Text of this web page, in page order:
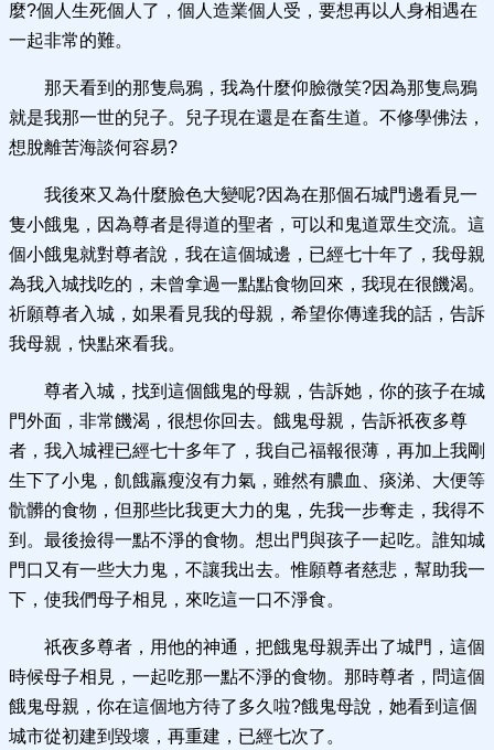
麼?個人生死個人了，個人造業個人受，要想再以人身相遇在
一起非常的難。
那天看到的那隻烏鴉，我為什麼仰臉微笑?因為那隻烏鴉
就是我那一世的兒子。兒子現在還是在畜生道。不修學佛法，
想脫離苦海談何容易?
我後來又為什麼臉色大變呢?因為在那個石城門邊看見一
隻小餓鬼，因為尊者是得道的聖者，可以和鬼道眾生交流。這
個小餓鬼就對尊者說，我在這個城邊，已經七十年了，我母親
為我入城找吃的，未曾拿過一點點食物回來，我現在很饑渴。
祈願尊者入城，如果看見我的母親，希望你傳達我的話，告訴
我母親，快點來看我。
尊者入城，找到這個餓鬼的母親，告訴她，你的孩子在城
門外面，非常饑渴，很想你回去。餓鬼母親，告訴祇夜多尊
者，我入城裡已經七十多年了，我自己福報很薄，再加上我剛
生下了小鬼，飢餓羸瘦沒有力氣，雖然有膿血、痰涕、大便等
骯髒的食物，但那些比我更大力的鬼，先我一步奪走，我得不
到。最後撿得一點不淨的食物。想出門與孩子一起吃。誰知城
門口又有一些大力鬼，不讓我出去。惟願尊者慈悲，幫助我一
下，使我們母子相見，來吃這一口不淨食。
祇夜多尊者，用他的神通，把餓鬼母親弄出了城門，這個
時候母子相見，一起吃那一點不淨的食物。那時尊者，問這個
餓鬼母親，你在這個地方待了多久啦?餓鬼母說，她看到這個
城市從初建到毀壞，再重建，已經七次了。